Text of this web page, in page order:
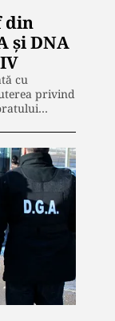
din
și DNA
cu
privind